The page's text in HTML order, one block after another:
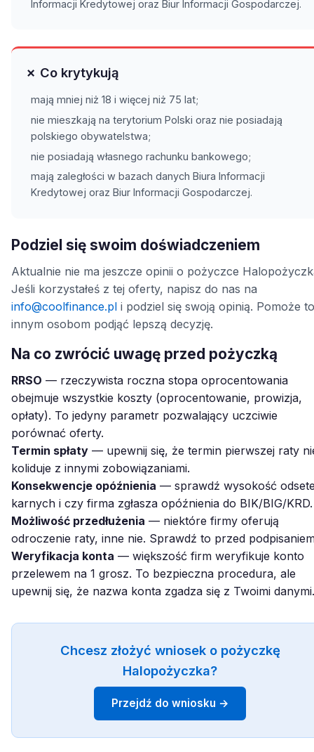
Informacji Kredytowej oraz Biur Informacji Gospodarczej.
✗ Co krytykują
mają mniej niż 18 i więcej niż 75 lat;
nie mieszkają na terytorium Polski oraz nie posiadają
polskiego obywatelstwa;
nie posiadają własnego rachunku bankowego;
mają zaległości w bazach danych Biura Informacji
Kredytowej oraz Biur Informacji Gospodarczej.
Podziel się swoim doświadczeniem
Aktualnie nie ma jeszcze opinii o pożyczce
Jeśli korzystałeś z tej oferty, napisz do nas na
info@coolfinance.pl i podziel się swoją opinią. Pomoże to
innym osobom podjąć lepszą decyzję.
Na co zwrócić uwagę przed pożyczką
RRSO — rzeczywista roczna stopa oprocentowania
obejmuje wszystkie koszty (oprocentowanie, prowizja,
opłaty). To jedyny parametr pozwalający uczciwie
porównać oferty.
Termin spłaty — upewnij się, że termin pierwszej raty
koliduje z innymi zobowiązaniami.
Konsekwencje opóźnienia — sprawdź wysokość
karnych i czy firma zgłasza opóźnienia do BIK/BIG/KRD.
Możliwość przedłużenia — niektóre firmy oferują
odroczenie raty, inne nie. Sprawdź to przed
Weryfikacja konta — większość firm weryfikuje konto
przelewem na 1 grosz. To bezpieczna procedura, ale
upewnij się, że nazwa konta zgadza się z Twoimi danymi.
Chcesz złożyć wniosek o pożyczkę
Halopożyczka?
Przejdź do wniosku →